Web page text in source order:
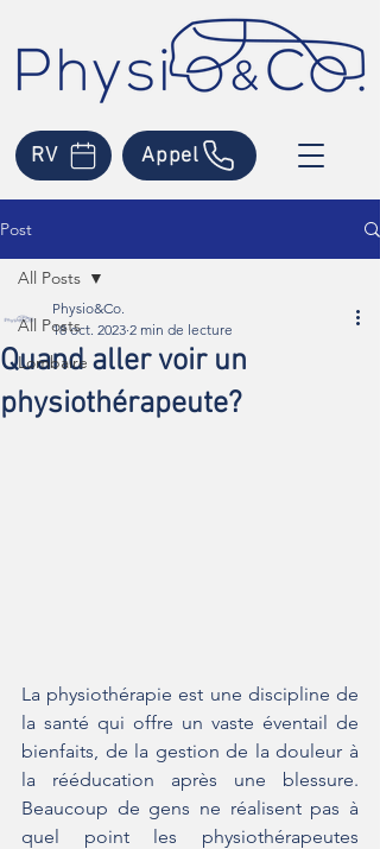
RV Appel
Post
All Posts
Lombaire
All Posts
Quand aller voir un
physiothérapeute?
Physio&Co.
18 oct. 2023 2 min de lecture
La physiothérapie est une discipline de
la santé qui offre un vaste éventail de
bienfaits, de la gestion de la douleur à
la rééducation après une blessure.
Beaucoup de gens ne réalisent pas à
quel point les physiothérapeutes